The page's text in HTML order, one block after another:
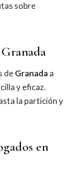
sobre
deGranadaa
y eficaz.
la partición y
en